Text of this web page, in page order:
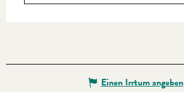
Einen Irrtum angeben